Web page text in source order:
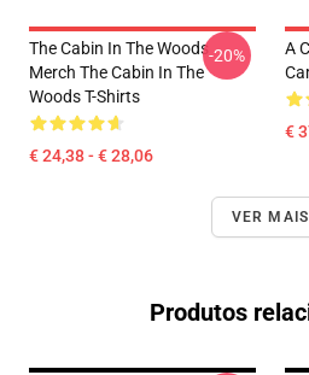
The Cabin In The Woods
Merch The Cabin In The
Woods T-Shirts
€ 24,38 - € 28,06
-20%
A
€
VER MAIS
Produtos